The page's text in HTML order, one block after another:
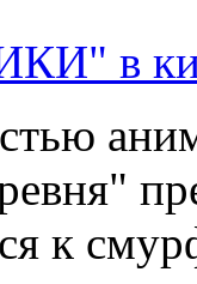
в
к